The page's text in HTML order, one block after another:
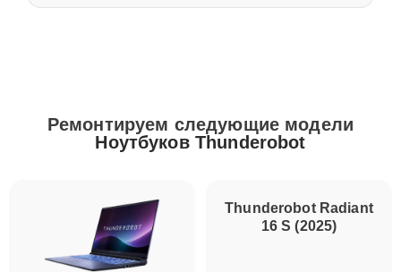
Ремонтируем следующие модели
Ноутбуков Thunderobot